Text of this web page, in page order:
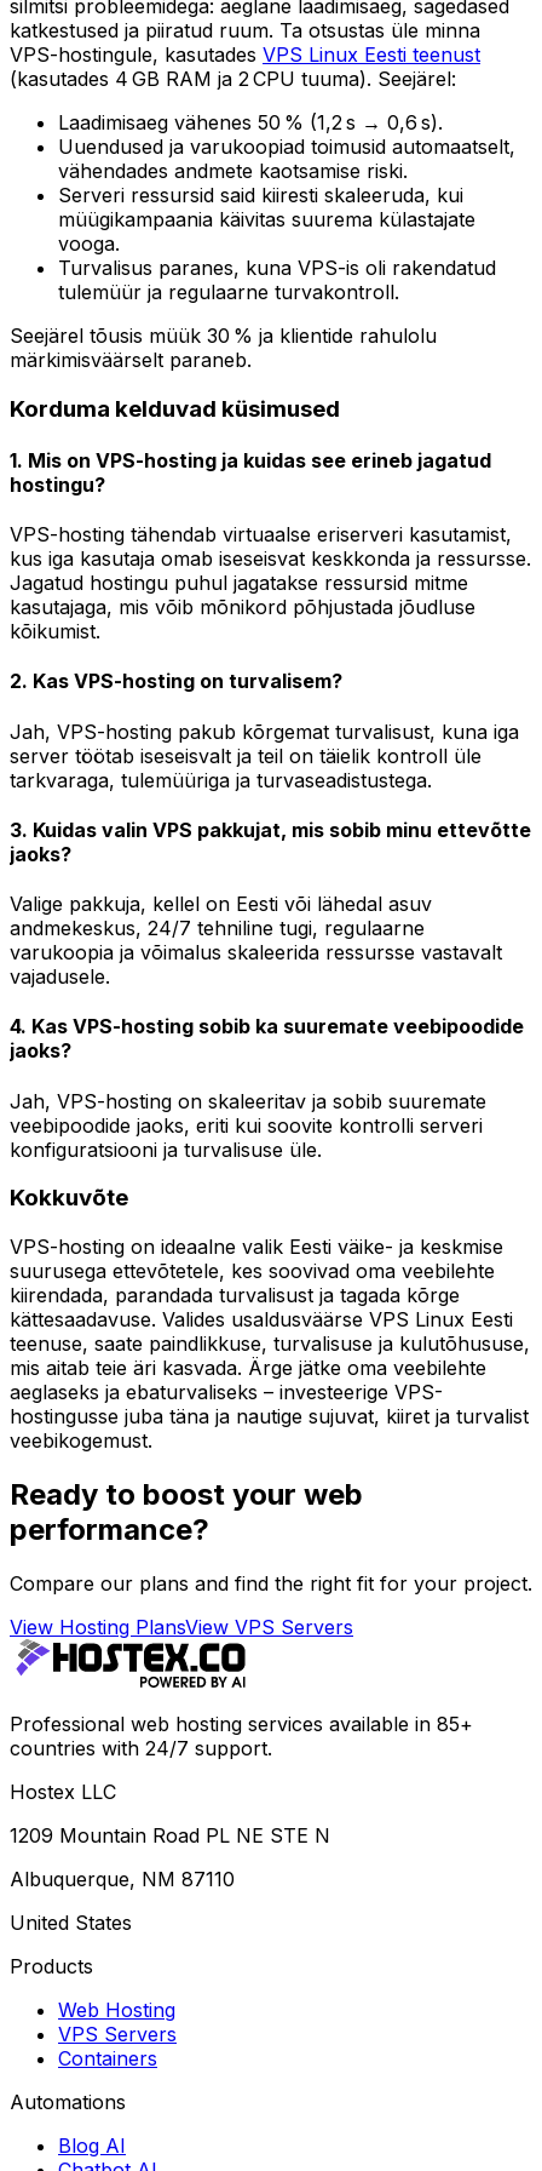
silmitsi probleemidega: aeglane laadimisaeg, sagedased
katkestused ja piiratud ruum. Ta otsustas üle minna
VPS-hostingule, kasutades VPS Linux Eesti teenust
(kasutades 4 GB RAM ja 2 CPU tuuma). Seejärel:
Laadimisaeg vähenes 50 % (1,2 s → 0,6 s).
Uuendused ja varukoopiad toimusid automaatselt,
vähendades andmete kaotsamise riski.
Serveri ressursid said kiiresti skaleeruda, kui
müügikampaania käivitas suurema külastajate
vooga.
Turvalisus paranes, kuna VPS-is oli rakendatud
tulemüür ja regulaarne turvakontroll.
Seejärel tõusis müük 30 % ja klientide rahulolu
märkimisväärselt paraneb.
Korduma kelduvad küsimused
1. Mis on VPS-hosting ja kuidas see erineb jagatud
hostingu?
VPS-hosting tähendab virtuaalse eriserveri kasutamist,
kus iga kasutaja omab iseseisvat keskkonda ja ressursse.
Jagatud hostingu puhul jagatakse ressursid mitme
kasutajaga, mis võib mõnikord põhjustada jõudluse
kõikumist.
2. Kas VPS-hosting on turvalisem?
Jah, VPS-hosting pakub kõrgemat turvalisust, kuna iga
server töötab iseseisvalt ja teil on täielik kontroll üle
tarkvaraga, tulemüüriga ja turvaseadistustega.
3. Kuidas valin VPS pakkujat, mis sobib minu ettevõtte
jaoks?
Valige pakkuja, kellel on Eesti või lähedal asuv
andmekeskus, 24/7 tehniline tugi, regulaarne
varukoopia ja võimalus skaleerida ressursse vastavalt
vajadusele.
4. Kas VPS-hosting sobib ka suuremate veebipoodide
jaoks?
Jah, VPS-hosting on skaleeritav ja sobib suuremate
veebipoodide jaoks, eriti kui soovite kontrolli serveri
konfiguratsiooni ja turvalisuse üle.
Kokkuvõte
VPS-hosting on ideaalne valik Eesti väike- ja keskmise
suurusega ettevõtetele, kes soovivad oma veebilehte
kiirendada, parandada turvalisust ja tagada kõrge
kättesaadavuse. Valides usaldusväärse VPS Linux Eesti
teenuse, saate paindlikkuse, turvalisuse ja kulutõhususe,
mis aitab teie äri kasvada. Ärge jätke oma veebilehte
aeglaseks ja ebaturvaliseks – investeerige VPS-
hostingusse juba täna ja nautige sujuvat, kiiret ja turvalist
veebikogemust.
Ready to boost your web
performance?
Compare our plans and find the right fit for your project.
View Hosting PlansView VPS Servers
Professional web hosting services available in 85+
countries with 24/7 support.
Hostex LLC
1209 Mountain Road PL NE STE N
Albuquerque, NM 87110
United States
Products
Web Hosting
VPS Servers
Containers
Automations
Blog AI